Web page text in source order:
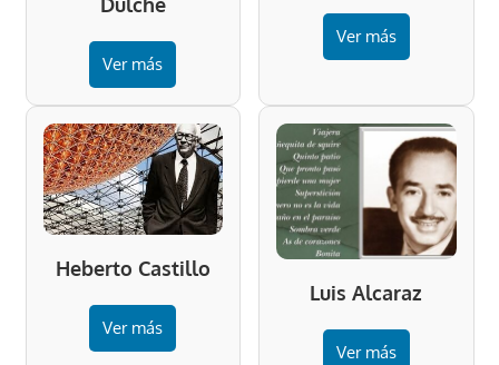
Dulché
Ver más
Ver más
Heberto Castillo
Ver más
Luis Alcaraz
Ver más